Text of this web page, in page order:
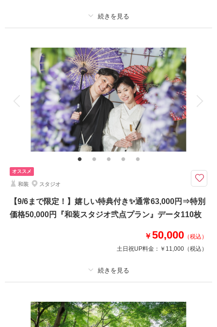
撮影日：2025年4月29日
相談予約する
来店・オンライン
撮影日の空き
を確認する
撮影料 新婦衣装2着 新郎衣装2着
着付け ヘアメイク 小物一式
アルバム データ 100 カット 台紙付写真
衣装追加 会食 挙式
家族と撮影 家族用衣装レンタル ペットと撮影
その他含むもの
撮影場所までの移動費や使用料も当方で負担◎
【100カット＋期間限定で50カット追加★】洋装は銀座店・阿佐ヶ谷店より
選べる！93,000円が最終見積です
新婦様ヘア＆メイク・髪飾り・インナー類完備
★9/30まで限定特典付き！
①ウェルカムボードプレゼント
オススメ
和装 スタジオ
【9/6まで限定！】嬉しい特典付き✨通常63,000円⇒特別
価格50,000円『和装スタジオ弐点プラン』データ110枚
￥50,000 （税込）
土日祝UP料金： ￥11,000 （税込）
撮影料 新婦衣装2着 新郎衣装1着
着付け ヘアメイク 小物一式